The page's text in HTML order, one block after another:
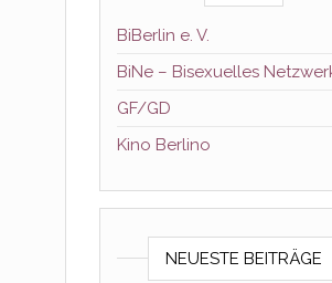
BiBerlin e. V.
BiNe – Bisexuelles
GF/GD
Kino Berlino
NEUESTE BEITRÄGE